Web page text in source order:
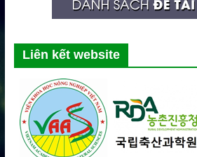
Liên kết website